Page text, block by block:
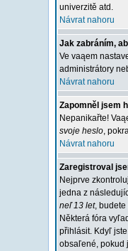
univerzitě atd.
Návrat nahoru
Jak zabráním,
Ve vaąem
administrátory
Návrat nahoru
Zapomněl jsem
Nepanikařte!
svoje heslo,
Návrat nahoru
Zaregistroval
Nejprve
jedna z
neľ 13 let, budete
Některá fóra
přihlásit. Kdyľ
obsaľené, pokud